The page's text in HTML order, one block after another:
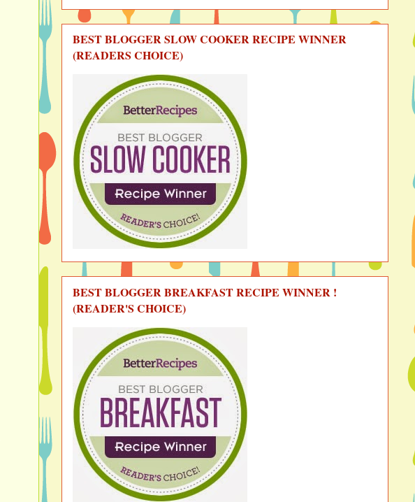
BEST BLOGGER SLOW COOKER RECIPE WINNER
(READERS CHOICE)
BEST BLOGGER BREAKFAST RECIPE WINNER !
(READER'S CHOICE)